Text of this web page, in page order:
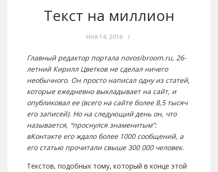
Текст на миллион
Ноя 14, 2016 /
Главный редактор портала novosibroom.ru, 26-
летний Кирилл Цветков не сделал ничего
необычного. Он просто написал одну из статей,
которые ежедневно выкладывает на сайт, и
опубликовал ее (всего на сайте более 8,5 тысяч
его записей). Но на следующий день он, что
называется, “проснулся знаменитым”:
вКонтакте его ждало более 1000 сообщений, а
его статью прочитали свыше 300 000 человек.
Текстов, подобных тому, который в конце этой